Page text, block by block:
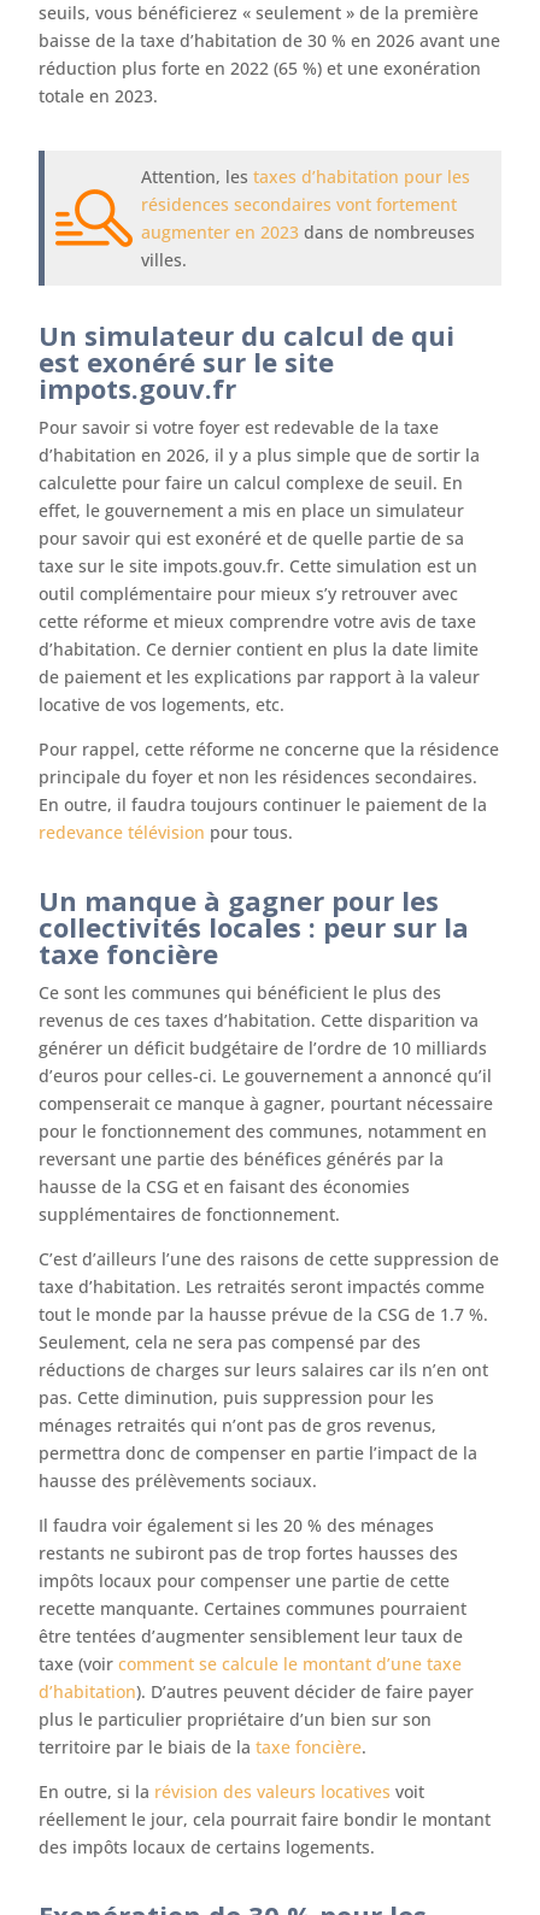
seuils, vous bénéficierez « seulement » de la première
baisse de la taxe d’habitation de 30 % en 2026 avant une
réduction plus forte en 2022 (65 %) et une exonération
totale en 2023.
Attention, lestaxes d’habitation pour les
résidences secondaires vont fortement
augmenter en 2023 dans de nombreuses
villes.
Un simulateur du calcul de qui
est exonéré sur le site
impots.gouv.fr
Pour savoir si votre foyer est redevable de la taxe
d’habitation en 2026, il y a plus simple que de sortir la
calculette pour faire un calcul complexe de seuil. En
effet, le gouvernement a mis en place un simulateur
pour savoir qui est exonéré et de quelle partie de sa
taxe sur le site impots.gouv.fr. Cette simulation est un
outil complémentaire pour mieux s’y retrouver avec
cette réforme et mieux comprendre votre avis de taxe
d’habitation. Ce dernier contient en plus la date limite
de paiement et les explications par rapport à la valeur
locative de vos logements, etc.
Pour rappel, cette réforme ne concerne que la résidence
principale du foyer et non les résidences secondaires.
En outre, il faudra toujours continuer le paiement de la
redevance télévision pour tous.
Un manque à gagner pour les
collectivités locales : peur sur la
taxe foncière
Ce sont les communes qui bénéficient le plus des
revenus de ces taxes d’habitation. Cette disparition va
générer un déficit budgétaire de l’ordre de 10 milliards
d’euros pour celles-ci. Le gouvernement a annoncé qu’il
compenserait ce manque à gagner, pourtant nécessaire
pour le fonctionnement des communes, notamment en
reversant une partie des bénéfices générés par la
hausse de la CSG et en faisant des économies
supplémentaires de fonctionnement.
C’est d’ailleurs l’une des raisons de cette suppression de
taxe d’habitation. Les retraités seront impactés comme
tout le monde par la hausse prévue de la CSG de 1.7 %.
Seulement, cela ne sera pas compensé par des
réductions de charges sur leurs salaires car ils n’en ont
pas. Cette diminution, puis suppression pour les
ménages retraités qui n’ont pas de gros revenus,
permettra donc de compenser en partie l’impact de la
hausse des prélèvements sociaux.
Il faudra voir également si les 20 % des ménages
restants ne subiront pas de trop fortes hausses des
impôts locaux pour compenser une partie de cette
recette manquante. Certaines communes pourraient
être tentées d’augmenter sensiblement leur taux de
taxe (voircomment se calcule le montant d’une taxe
d’habitation). D’autres peuvent décider de faire payer
plus le particulier propriétaire d’un bien sur son
territoire par le biais de lataxe foncière.
En outre, si la révision des valeurs locatives voit
réellement le jour, cela pourrait faire bondir le montant
des impôts locaux de certains logements.